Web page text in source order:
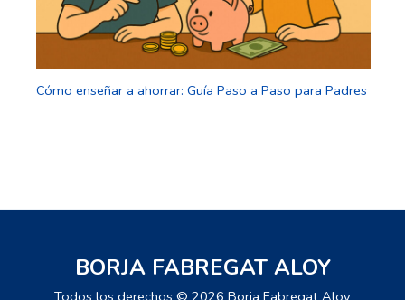
Cómo enseñar a ahorrar: Guía Paso a Paso para Padres
BORJA FABREGAT ALOY
Todos los derechos © 2026 Borja Fabregat Aloy